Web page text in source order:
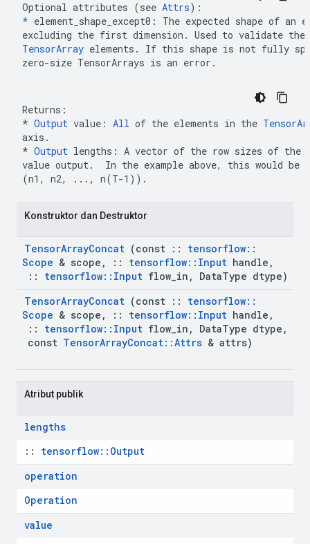
Optional attributes (see Attrs
* element_shape_except0: The expected shape of an
TensorArray elements. If this shape is not fully
zero-size TensorArrays is an error.
* Output value: All of the elements in the
axis.
* Output lengths: A vector of the row sizes of the
(n1, n2, ..., n(T-1)) .
Konstruktor dan Destruktor
TensorArrayConcat (const :: tensorflow::
Scope & scope , :: tensorflow:: Input handle ,
::
tensorflow:: Input flow in , DataType dtype)
TensorArrayConcat (const :: tensorflow::
Scope & scope , :: tensorflow:: Input handle ,
::
tensorflow:: Input flow in , DataType dtype ,
const TensorArrayConcat::Attrs & attrs)
Atribut publik
lengths
:: tensorflow::Output
operation
Operation
value